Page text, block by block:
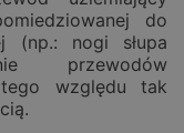
do
(np.: nogi słupa
przewodów
względu tak